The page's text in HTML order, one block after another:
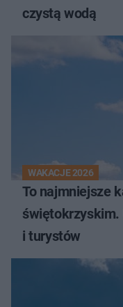
czystą wodą
WAKACJE 2026
To najmniejsze
świętokrzyskim.
i turystów